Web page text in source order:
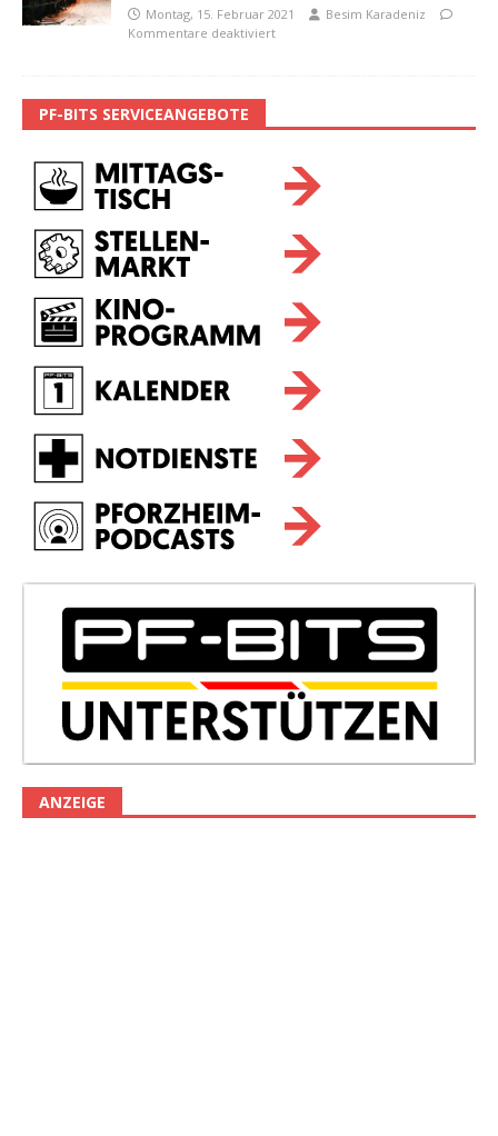
Montag, 15. Februar 2021
Besim Karadeniz
Kommentare deaktiviert
PF-BITS SERVICEANGEBOTE
ANZEIGE